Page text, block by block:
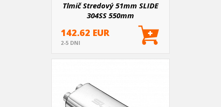
Tlmič Stredový 51mm SLIDE
304SS 550mm
142.62 EUR
2-5 DNI